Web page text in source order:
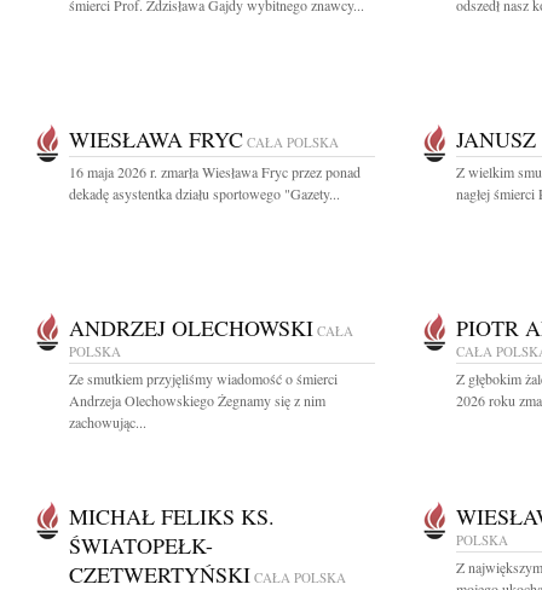
śmierci Prof. Zdzisława Gajdy wybitnego znawcy...
odszedł nasz
WIESŁAWA FRYC CAŁA POLSKA
16 maja 2026 r. zmarła Wiesława Fryc przez ponad
dekadę asystentka działu sportowego "Gazety...
Z wielkim
nagłej
ANDRZEJ OLECHOWSKI CAŁA
POLSKA
Ze smutkiem przyjęliśmy wiadomość o śmierci
Andrzeja Olechowskiego Żegnamy się z nim
zachowując...
PIOTR
CAŁA
Z głębokim
2026 roku
MICHAŁ FELIKS KS.
ŚWIATOPEŁK-
CZETWERTYŃSKI CAŁA POLSKA
POLSKA
Z